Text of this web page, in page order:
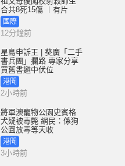
合共8死15傷 ︱有片
國際
12分鐘前
星島申訴王 | 葵廣「二手
書兵團」攔路 專家分享
買舊書避中伏位
港聞
2小時前
將軍澳寵物公園史賓格
犬疑被毒斃 網民：係狗
公園放毒等天收
港聞
3小時前